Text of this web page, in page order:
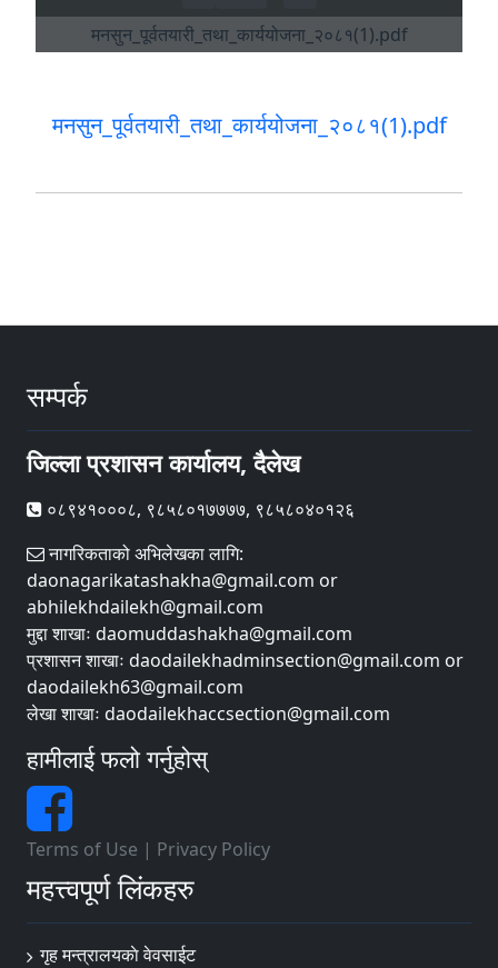
मनसुन_पूर्वतयारी_तथा_कार्ययोजना_२०८१(1).pdf
सम्पर्क
जिल्ला प्रशासन कार्यालय, दैलेख
०८९४१०००८, ९८५८०१७७७७, ९८५८०४०१२६
नागरिकताको अभिलेखका लागि:
daonagarikatashakha@gmail.com or
abhilekhdailekh@gmail.com
मुद्दा शाखाः daomuddashakha@gmail.com
प्रशासन शाखाः daodailekhadminsection@gmail.com or
daodailekh63@gmail.com
लेखा शाखाः daodailekhaccsection@gmail.com
हामीलाई फलो गर्नुहोस्
Terms of Use | Privacy Policy
महत्त्वपूर्ण लिंकहरु
गृह मन्त्रालयकाे वेवसाईट